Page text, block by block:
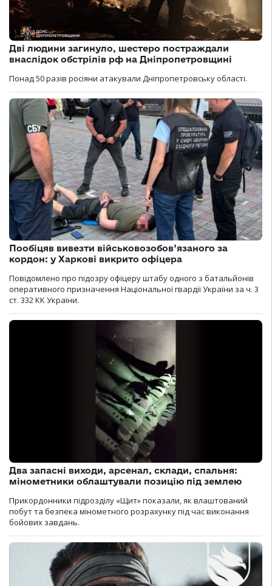
Дві людини загинуло, шестеро постраждали
внаслідок обстрілів рф на Дніпропетровщині
Понад 50 разів росіяни атакували Дніпропетровську області.
Пообіцяв вивезти військовозобов’язаного за
кордон: у Харкові викрито офіцера
Повідомлено про підозру офіцеру штабу одного з батальйонів
оперативного призначення Національної гвардії України за ч. 3
ст. 332 КК України.
Два запасні виходи, арсенал, склади, спальня:
мінометники облаштували позицію під землею
Прикордонники підрозділу «Щит» показали, як влаштований
побут та безпека мінометного розрахунку під час виконання
бойових завдань.